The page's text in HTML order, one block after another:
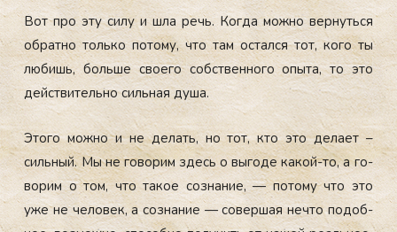
Вот про эту си­лу и шла речь. Ког­да мож­но вер­нуть­ся
об­ратно толь­ко по­тому, что там ос­тался тот, ко­го ты
лю­бишь, боль­ше сво­его собс­твен­но­го опы­та, то это
дей­стви­тель­но силь­ная ду­ша.
Это­го мож­но и не де­лать, но тот, кто это де­ла­ет –
силь­ный. Мы не го­ворим здесь о вы­годе ка­кой-то, а го­
ворим о том, что та­кое соз­на­ние, — по­тому что это
уже не че­ловек, а соз­на­ние — со­вер­шая неч­то по­доб­